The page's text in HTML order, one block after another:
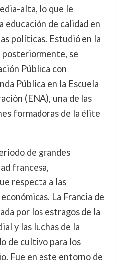
alta, lo que le
educación de calidad en
políticas. Estudió en la
posteriormente, se
Pública con
Pública en la Escuela
(ENA), una de las
formadoras de la élite
de grandes
francesa,
respecta a las
La Francia de
por los estragos de la
y las luchas de la
de cultivo para los
Fue en este entorno de